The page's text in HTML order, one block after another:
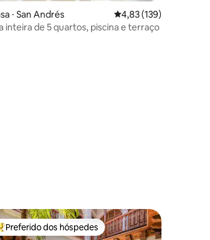
⋅ San Andrés 4,83 de uma avaliação
4,83 (139)
inteira de 5 quartos, piscina e terraço
os melhores preferidos dos hóspedes
Preferido dos hóspedes